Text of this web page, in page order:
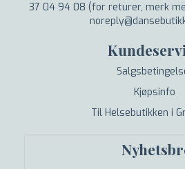
37 04 94 08 (for returer, merk
Kjøpsinfo
Til Helsebutikken i